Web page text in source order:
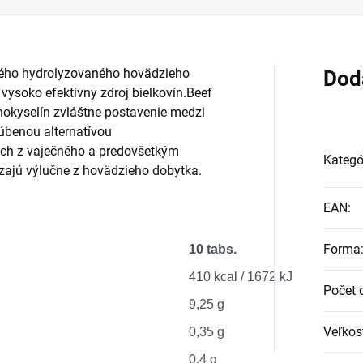
hydrolyzovaného hovädzieho
efektívny zdroj bielkovín.Beef
zvláštne postavenie medzi
alternatívou
z vaječného a predovšetkým
výlučne z hovädzieho dobytka.
10 tabs.
410 kcal / 1672 kJ
9,25 g
0,35 g
0,4 g
EAN:
Forma:
Počet